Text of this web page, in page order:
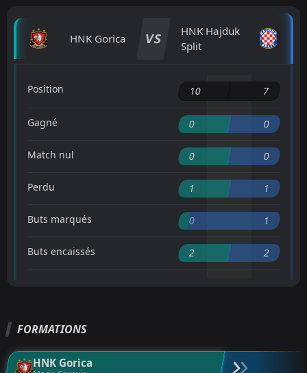
HNK Gorica VS
HNK Hajduk
Split
Position 10 7
Gagné 0 0
Match nul 0 0
Perdu 1 1
Buts marqués 0 1
Buts encaissés 2 2
FORMATIONS
HNK Gorica